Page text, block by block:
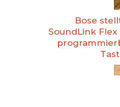
Bose
SoundLink Flex